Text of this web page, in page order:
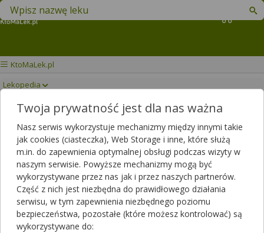
Koszyk
Znajdź lek w swojej okolicy
KtoMaLek.pl
Lekopedia
PRIMACOR Drukuj/Zapisz
Twoja prywatność jest dla nas ważna
Nasz serwis wykorzystuje mechanizmy między innymi takie
jak cookies (ciasteczka), Web Storage i inne, które służą
m.in. do zapewnienia optymalnej obsługi podczas wizyty w
naszym serwisie. Powyższe mechanizmy mogą być
wykorzystywane przez nas jak i przez naszych partnerów.
Część z nich jest niezbędna do prawidłowego działania
serwisu, w tym zapewnienia niezbędnego poziomu
bezpieczeństwa, pozostałe (które możesz kontrolować) są
wykorzystywane do: